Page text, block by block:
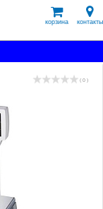
корзина контакты
( 0 )